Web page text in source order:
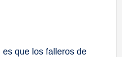
que los falleros de